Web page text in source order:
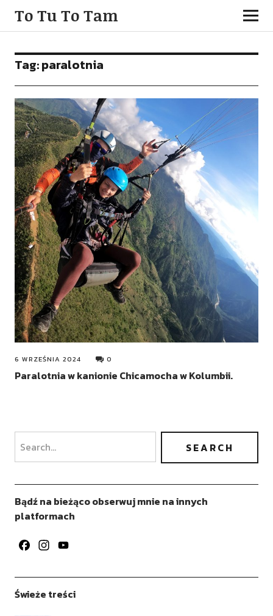
To Tu To Tam
Tag:paralotnia
6 WRZEŚNIA 2024 0
Paralotnia w kanionie Chicamocha w Kolumbii.
Bądź na bieżąco obserwuj mnie na innych
platformach
FacebookInstagram
Świeże treści